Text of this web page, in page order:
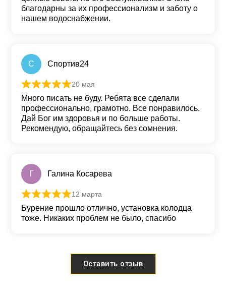
благодарны за их профессионализм и заботу о
нашем водоснабжении.
С Спортив24
Оценка
20 мая
Много писать не буду. Ребята все сделали
профессионально, грамотно. Все понравилось.
Дай Бог им здоровья и по больше работы.
Рекомендую, обращайтесь без сомнения.
Г Галина Косарева
Оценка из 5
12 марта
Бурение прошло отлично, установка колодца
тоже. Никаких проблем не было, спасибо
Оставить отзыв